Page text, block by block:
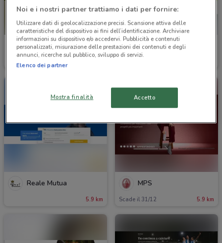
UnipolSai
Scade il 31/12
Findomestic
Reale Mutua
5.9 km
MPS
Scade il 31/12 5.9 km
Noi e i nostri partner trattiamo i dati per fornire:
Utilizzare dati di geolocalizzazione precisi. Scansione attiva delle
caratteristiche del dispositivo ai fini dell’identificazione. Archiviare
informazioni su dispositivo e/o accedervi. Pubblicità e contenuti
personalizzati, misurazione delle prestazioni dei contenuti e degli
annunci, ricerche sul pubblico, sviluppo di servizi.
Elenco dei partner
Mostra finalità Accetto